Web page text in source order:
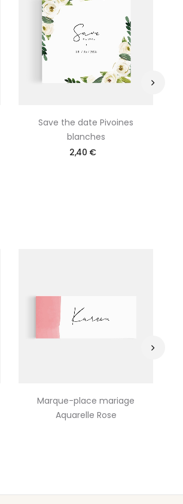
Save the date Pivoines
blanches
2,40 €
Marque-place mariage
Aquarelle Rose